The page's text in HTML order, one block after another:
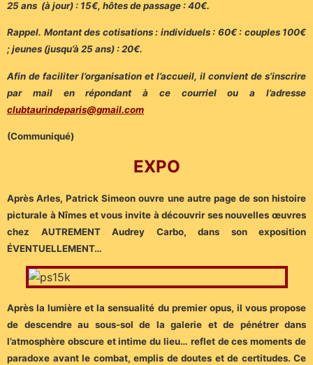
25 ans (à jour) : 15€, hôtes de passage : 40€.
Rappel. Montant des cotisations : individuels : 60€ : couples 100€
; jeunes (jusqu’à 25 ans) : 20€.
Afin de faciliter l’organisation et l’accueil, il convient de s’inscrire
par mail en répondant à ce courriel ou a l’adresse
clubtaurindeparis@gmail.com
(Communiqué)
EXPO
Après Arles, Patrick Simeon ouvre une autre page de son histoire
picturale à Nîmes et vous invite à découvrir ses nouvelles œuvres
chez AUTREMENT Audrey Carbo, dans son exposition
ÉVENTUELLEMENT…
Après la lumière et la sensualité du premier opus, il vous propose
de descendre au sous-sol de la galerie et de pénétrer dans
l’atmosphère obscure et intime du lieu… reflet de ces moments de
paradoxe avant le combat, emplis de doutes et de certitudes. Ce